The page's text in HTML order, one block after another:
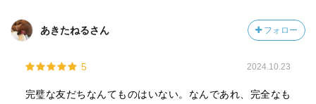
人の自分をテーマにした小説であり、とても現代的だと思
う。思えばエルヴェ・ル・テリエ著の『異常』も集団で発
ラムのバグが原因だったが、それもとても現代的と言える
だろう。
あきたねるさん フォロー
5 2024.10.23
完璧な友だちなんてものはいない。なんであれ、完全なも